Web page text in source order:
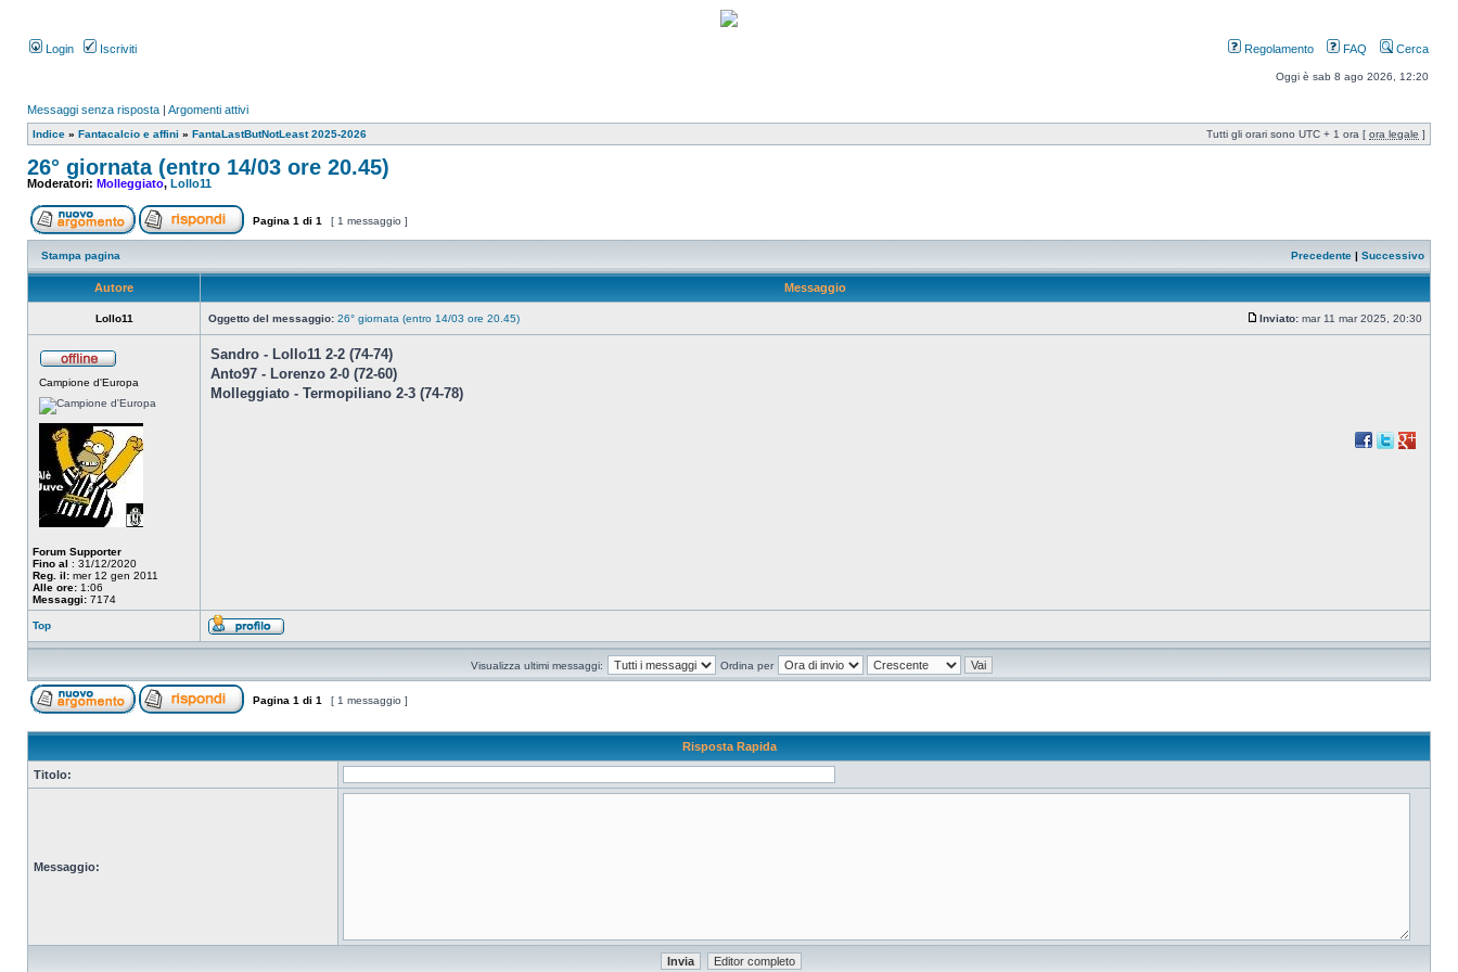
Login Iscriviti Regolamento FAQ Cerca
Oggi è sab 8 ago 2026, 12:20
Messaggi senza risposta | Argomenti attivi
Indice » Fantacalcio e affini » FantaLastButNotLeast 2025-2026 Tutti gli orari sono UTC + 1 ora [ ora legale ]
26° giornata (entro 14/03 ore 20.45)
Moderatori: Molleggiato, Lollo11
Pagina 1 di 1 [ 1 messaggio ]
Stampa pagina Precedente | Successivo
Autore Messaggio
Lollo11 Oggetto del messaggio: 26° giornata (entro 14/03 ore 20.45) Inviato: mar 11 mar 2025, 20:30
Campione d'Europa
Forum Supporter
Fino al : 31/12/2020
Reg. il: mer 12 gen 2011
Alle ore: 1:06
Messaggi: 7174
Sandro - Lollo11 2-2 (74-74)
Anto97 - Lorenzo 2-0 (72-60)
Molleggiato - Termopiliano 2-3 (74-78)
Top
Visualizza ultimi messaggi: Ordina per
Pagina 1 di 1 [ 1 messaggio ]
Risposta Rapida
Titolo:
Messaggio: